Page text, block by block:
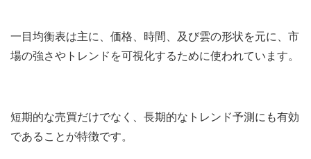
一目均衡表は主に、価格、時間、及び雲の形状を元に、市
場の強さやトレンドを可視化するために使われています。
短期的な売買だけでなく、長期的なトレンド予測にも有効
であることが特徴です。